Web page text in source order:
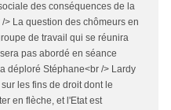
des conséquences de la
> La question des chômeurs en
de travail qui se réunira
pas abordé en séance
déploré Stéphane<br /> Lardy
les fins de droit dont le
en flèche, et l'Etat est